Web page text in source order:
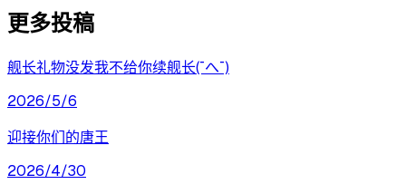
更多投稿
舰长礼物没发我不给你续舰长(¯へ¯)
2026/5/6
迎接你们的唐王
2026/4/30